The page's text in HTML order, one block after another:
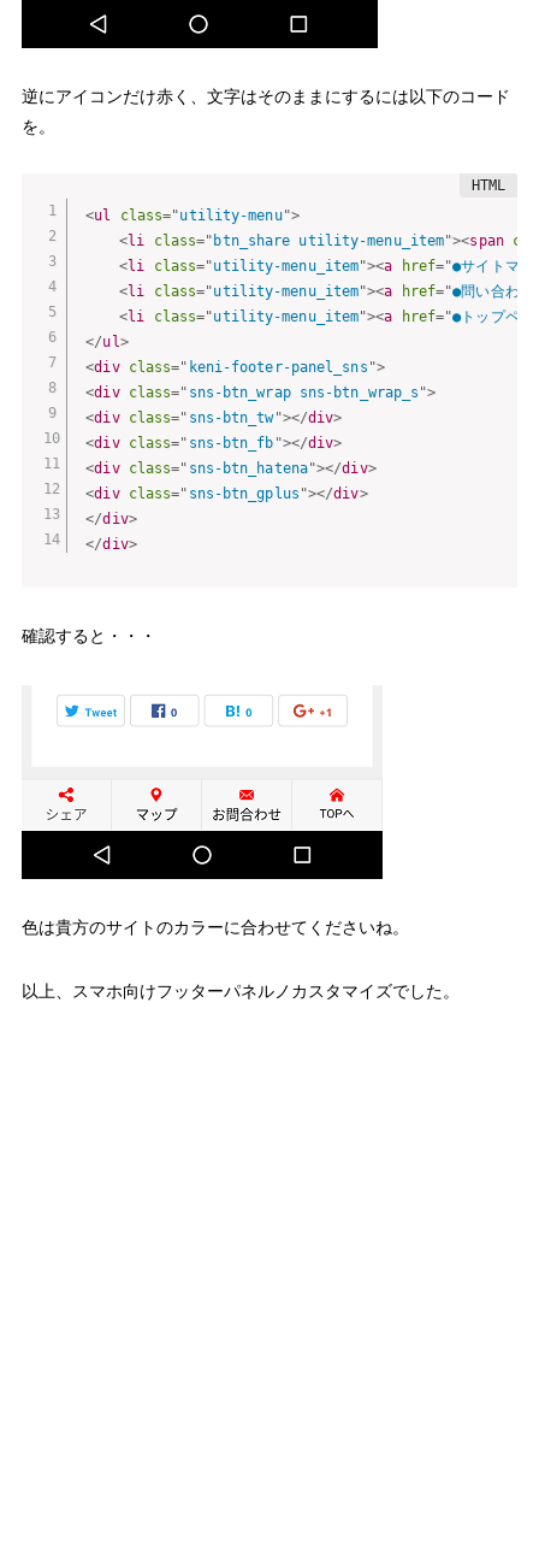
逆にアイコンだけ赤く、文字はそのままにするには以下のコード
を。
<ul class="utility-menu">
<li class=" btn_share utility-menu_item"><span
<li class="utility-menu_item"><a href="●サイトマッ
<li class="utility-menu_item"><a href="●問い合わせ
<li class="utility-menu_item"><a href="●トップペー
</ul>
<div class=" keni-footer-panel_sns ">
<div class=" sns-btn_wrap sns-btn_wrap_s ">
<div class=" sns-btn_tw"></div>
<div class=" sns-btn_fb "></div>
<div class=" sns-btn_hatena"></div>
<div class=" sns-btn_gplus "></div>
</div>
</div>
確認すると・・・
色は貴方のサイトのカラーに合わせてくださいね。
以上、スマホ向けフッターパネルノカスタマイズでした。